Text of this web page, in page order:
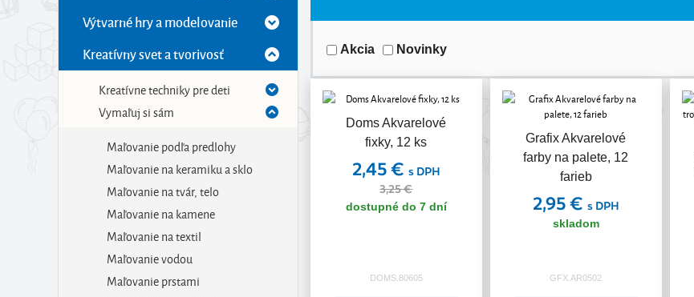
Výtvarné hry a modelovanie
Kreatívny svet a tvorivosť
Kreatívne techniky pre deti
Vymaľuj si sám
Maľovanie podľa predlohy
Maľovanie na keramiku a sklo
Maľovanie na tvár, telo
Maľovanie na kamene
Maľovanie na textil
Maľovanie vodou
Maľovanie prstami
Akcia Novinky
Doms Akvarelové
fixky, 12 ks
Akcia
2,45 € s DPH
3,25 €
dostupné do 7 dní
DOMS.80605
Grafix Akvarelové
farby na palete, 12
farieb
2,95 € s DPH
skladom
GFX.AR0502